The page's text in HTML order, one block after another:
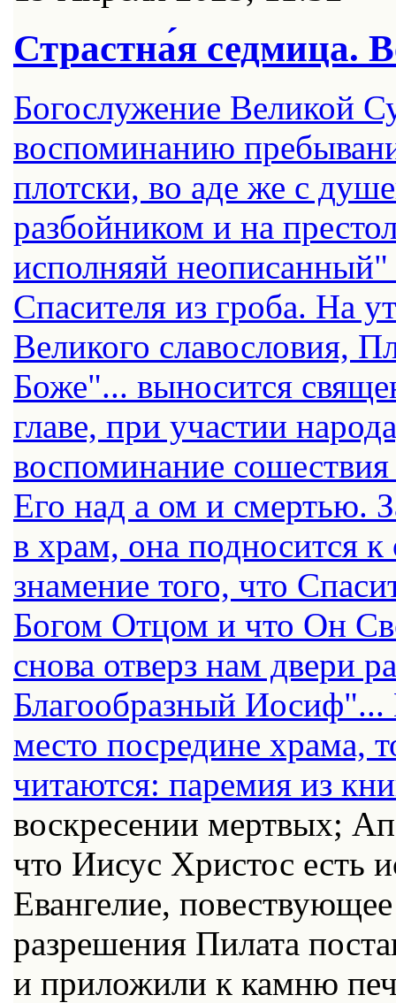
Страстна́я седмица.
Богослужение Великой
воспоминанию
плотски, во аде же с
разбойником и на
исполняяй неописанный"
Спасителя из гроба. На
Великого славословия,
Боже"... выносится
главе, при участии
воспоминание
Его над а ом и смертью.
в храм, она подносится
знамение того, что
Богом Отцом и что Он
снова отверз нам двери
Благообразный
место посредине храма,
читаются: паремия из
воскресении мертвых;
что Иисус Христос есть
Евангелие,
разрешения Пилата
и приложили к камню